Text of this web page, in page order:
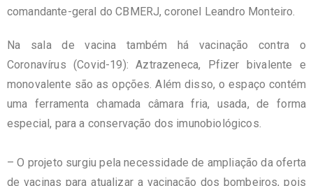
comandante-geral do CBMERJ, coronel Leandro Monteiro.
Na sala de vacina também há vacinação contra o
Coronavírus (Covid-19): Aztrazeneca, Pfizer bivalente e
monovalente são as opções. Além disso, o espaço contém
uma ferramenta chamada câmara fria, usada, de forma
especial, para a conservação dos imunobiológicos.⁣
– O projeto surgiu pela necessidade de ampliação da oferta
de vacinas para atualizar a vacinação dos bombeiros, pois